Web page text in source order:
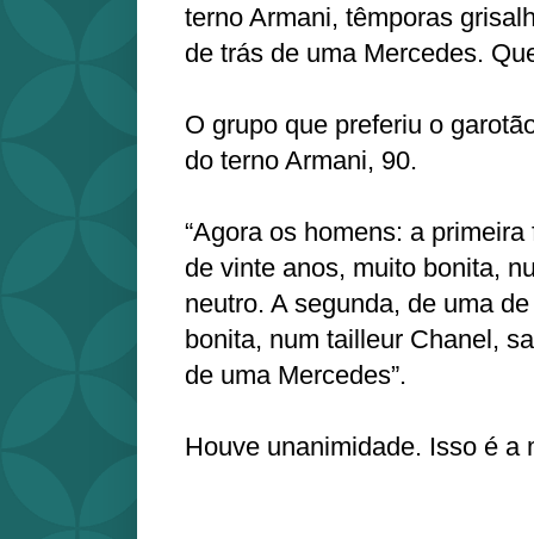
terno Armani, têmporas
de trás de uma Mercedes.
O grupo que preferiu o
do terno Armani, 90.
“Agora os homens: a
de vinte anos, muito bonita,
neutro. A segunda, de uma
bonita, num tailleur Chanel,
de uma Mercedes”.
Houve unanimidade. Isso é a